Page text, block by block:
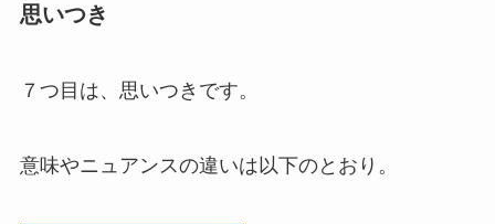
思いつき
７つ目は、思いつきです。
意味やニュアンスの違いは以下のとおり。